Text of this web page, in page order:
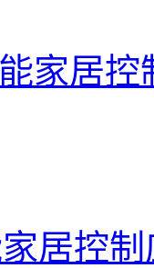
家居控
居控